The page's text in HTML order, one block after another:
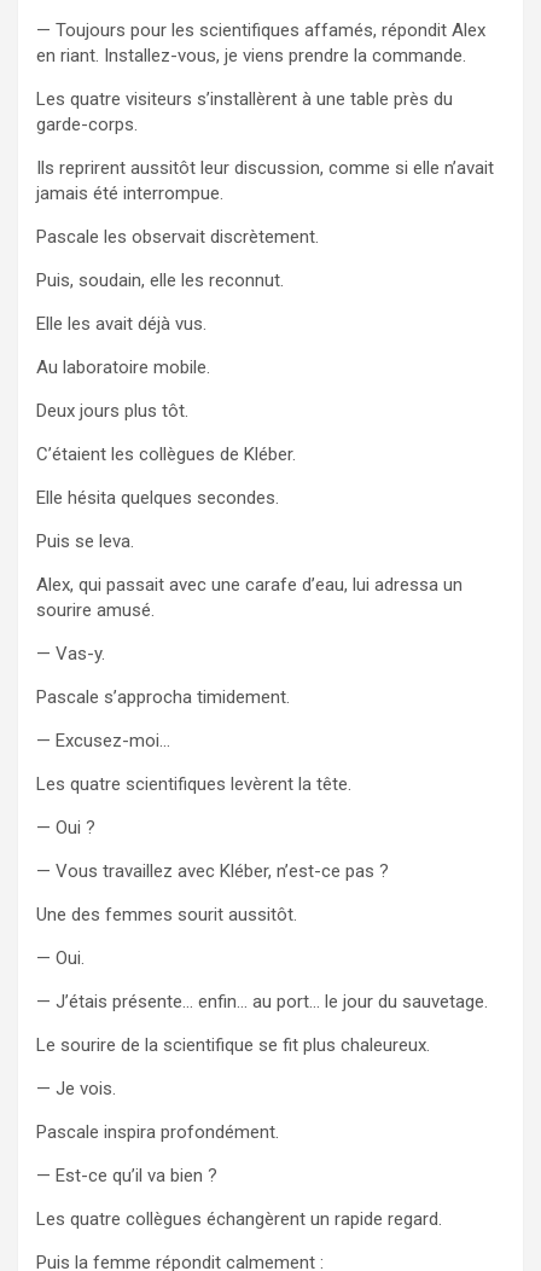
— Toujours pour les scientifiques affamés, répondit Alex
en riant. Installez-vous, je viens prendre la commande.
Les quatre visiteurs s’installèrent à une table près du
garde-corps.
Ils reprirent aussitôt leur discussion, comme si elle n’avait
jamais été interrompue.
Pascale les observait discrètement.
Puis, soudain, elle les reconnut.
Elle les avait déjà vus.
Au laboratoire mobile.
Deux jours plus tôt.
C’étaient les collègues de Kléber.
Elle hésita quelques secondes.
Puis se leva.
Alex, qui passait avec une carafe d’eau, lui adressa un
sourire amusé.
— Vas-y.
Pascale s’approcha timidement.
— Excusez-moi…
Les quatre scientifiques levèrent la tête.
— Oui ?
— Vous travaillez avec Kléber, n’est-ce pas ?
Une des femmes sourit aussitôt.
— Oui.
— J’étais présente… enfin… au port… le jour du sauvetage.
Le sourire de la scientifique se fit plus chaleureux.
— Je vois.
Pascale inspira profondément.
— Est-ce qu’il va bien ?
Les quatre collègues échangèrent un rapide regard.
Puis la femme répondit calmement :